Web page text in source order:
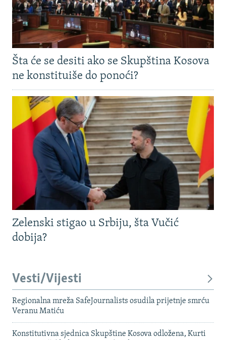
Šta će se desiti ako se Skupština Kosova
ne konstituiše do ponoći?
Zelenski stigao u Srbiju, šta Vučić
dobija?
Vesti/Vijesti
Regionalna mreža SafeJournalists osudila prijetnje smrću
Veranu Matiću
Konstitutivna sjednica Skupštine Kosova odložena, Kurti